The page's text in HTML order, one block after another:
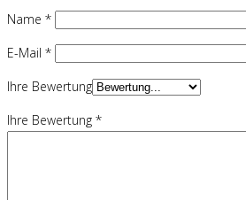
Name *
E-Mail *
Ihre Bewertung
Ihre Bewertung *